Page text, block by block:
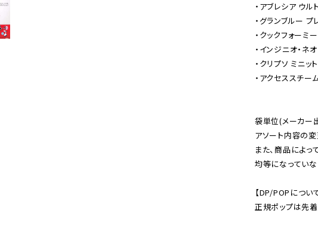
・アブレシア ウル
・グランブルー
・クックフォーミー
・インジニオ・ネ
・クリプソ ミニッ
・アクセススチー
袋単位(メーカー
アソート内容の変
また、商品によ
均等になっていな
【DP/POPについ
正規ポップは先着